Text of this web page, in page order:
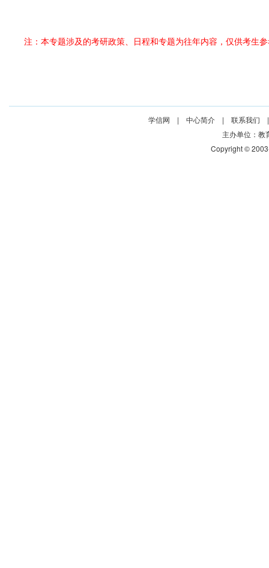
注：本专题涉及的考研政策、日程和专题为往年内容，仅供考生
学信网 | 中心简介 | 联系我们
主办单位： 教
Copyright ©